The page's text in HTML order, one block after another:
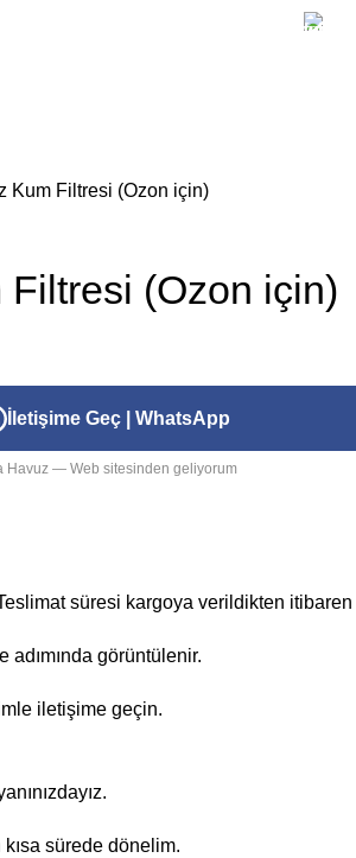
Kum Filtresi (Ozon için)
(Ozon için)
İletişime Geç | WhatsApp
Havuz — Web sitesinden geliyorum
süresi kargoya verildikten itibaren
görüntülenir.
iletişime geçin.
sürede dönelim.